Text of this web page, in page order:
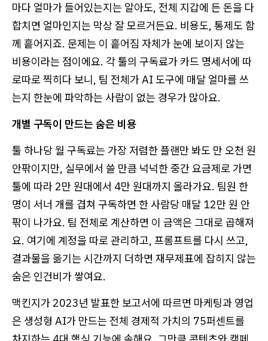
마다 얼마가 들어있는지는 알아도, 전체 지갑에 든 돈을 다
합치면 얼마인지는 막상 잘 모르거든요. 비용도, 통제도 함
께 흩어지죠. 문제는 이 흩어짐 자체가 눈에 보이지 않는
비용이라는 점이에요. 각 툴의 구독료가 카드 명세서에 따
로따로 찍히다 보니, 팀 전체가 AI 도구에 매달 얼마를 쓰
는지 한눈에 파악하는 사람이 없는 경우가 많아요.
개별 구독이 만드는 숨은 비용
툴 하나당 월 구독료는 가장 저렴한 플랜만 봐도 만 오천 원
안팎이지만, 실무에서 쓸 만큼 넉넉한 중간 요금제로 가면
툴에 따라 2만 원대에서 4만 원대까지 올라가요. 팀원 한
명이 서너 개를 겹쳐 구독하면 한 사람당 매달 12만 원 안
팎이 나가요. 팀 전체로 계산하면 이 금액은 그대로 곱해져
요. 여기에 계정을 따로 관리하고, 프롬프트를 다시 쓰고,
결과물을 옮기는 시간까지 더하면 재무제표에 잡히지 않는
숨은 인건비가 쌓여요.
맥킨지가 2023년 발표한 보고서에 따르면 마케팅과 영업
은 생성형 AI가 만드는 전체 경제적 가치의 75퍼센트를